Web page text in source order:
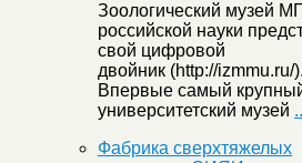
Зоологический музей
российской науки
свой цифровой
двойник (http://izmmu.ru/).
Впервые самый
университетский музей
Фабрика сверхтяжелых